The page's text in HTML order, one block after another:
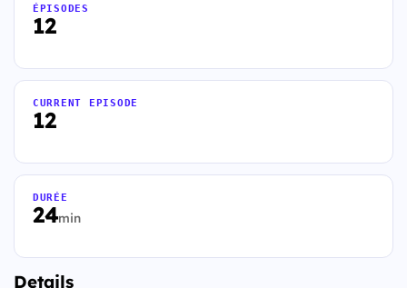
12
ÉPISODES
12
CURRENT EPISODE
24min
DURÉE
Details